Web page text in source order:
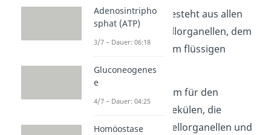
DasCytoplasma
besteht aus allen
darin liegenden Zellorganellen, dem
Cytoskelett und dem flüssigen
Cytosol.
Es ist unter anderem für den
Transport
von Molekülen, die
Auftrennung der Zellorganellen und
Adenosintripho
sphat (ATP)
3/7 – Dauer: 06:18
Gluconeogenes
e
4/7 – Dauer: 04:25
Homöostase